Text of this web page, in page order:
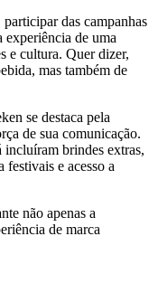
das campanhas
experiência de uma
e cultura. Quer dizer,
mas também de
se destaca pela
de sua comunicação.
incluíram brindes extras,
festivais e acesso a
não apenas a
de marca